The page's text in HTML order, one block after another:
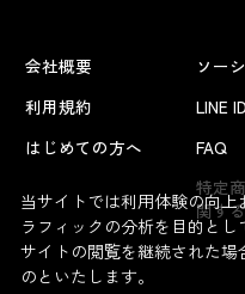
会社概要
利用規約
はじめての方へ
ソー
LINE
FAQ
特定
関す
当サイトでは利用体験の向
ラフィックの分析を目的と
サイトの閲覧を継続された
のといたします。